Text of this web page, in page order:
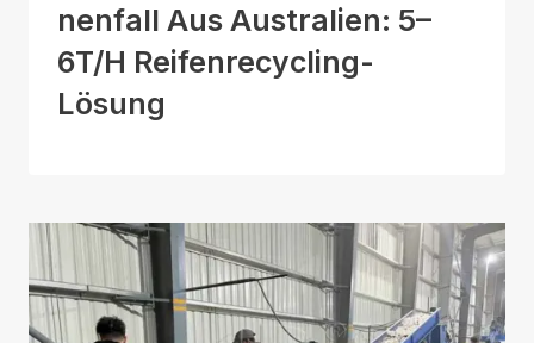
Nenfall Aus Australien: 5–
6T/H Reifenrecycling-
Lösung